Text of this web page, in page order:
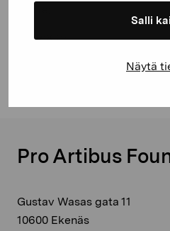
Salli
Näytä
Facebook
Pro Artibus
Gustav Wasas gata 11
10600 Ekenäs